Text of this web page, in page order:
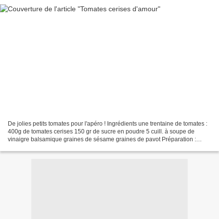
De jolies petits tomates pour l'apéro ! Ingrédients une trentaine de tomates :
400g de tomates cerises 150 gr de sucre en poudre 5 cuill. à soupe de
vinaigre balsamique graines de sésame graines de pavot Préparation :